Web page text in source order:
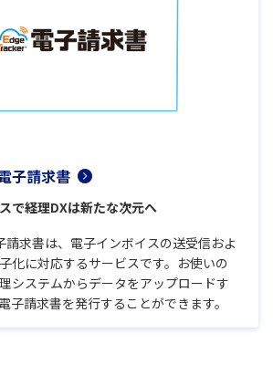
子請求書
で経理DXは新たな次元へ
求書は、電子インボイスの送受信およ
化に対応するサービスです。お使いの
システムからデータをアップロードす
子請求書を発行することができます。